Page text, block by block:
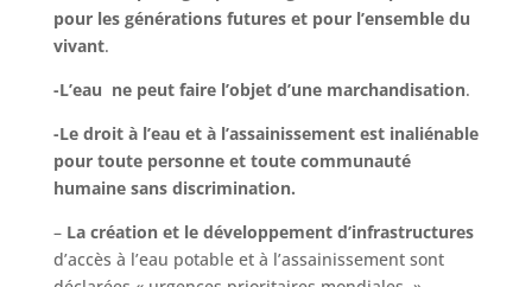
pour les générations futures et pour l’ensemble du
vivant.
-L’eau ne peut faire l’objet d’une marchandisation.
-Le droit à l’eau et à l’assainissement est inaliénable
pour toute personne et toute communauté
humaine sans discrimination.
– La création et le développement d’infrastructures
d’accès à l’eau potable et à l’assainissement sont